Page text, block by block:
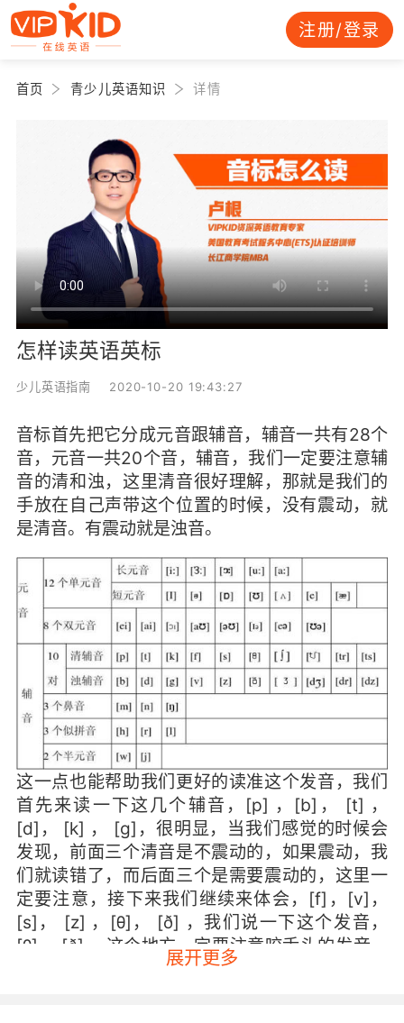
注册/登录
首页 青少儿英语知识 详情
怎样读英语英标
少儿英语指南 2020-10-20 19:43:27
音标首先把它分成元音跟辅音，辅音一共有28个
音，元音一共20个音，辅音，我们一定要注意辅
音的清和浊，这里清音很好理解，那就是我们的
手放在自己声带这个位置的时候，没有震动，就
是清音。有震动就是浊音。
这一点也能帮助我们更好的读准这个发音，我们
首先来读一下这几个辅音，[p] ，[b]， [t] ，
[d]， [k] ， [g]，很明显，当我们感觉的时候会
发现，前面三个清音是不震动的，如果震动，我
们就读错了，而后面三个是需要震动的，这里一
定要注意，接下来我们继续来体会，[f]，[v]，
[s]， [z] ，[θ]， [ð] ，我们说一下这个发音，
[θ]， [ð] ，这个地方一定要注意咬舌头的发音，
[θ]，是声带不震动的， [ð]是声带振动的，比如
展开更多